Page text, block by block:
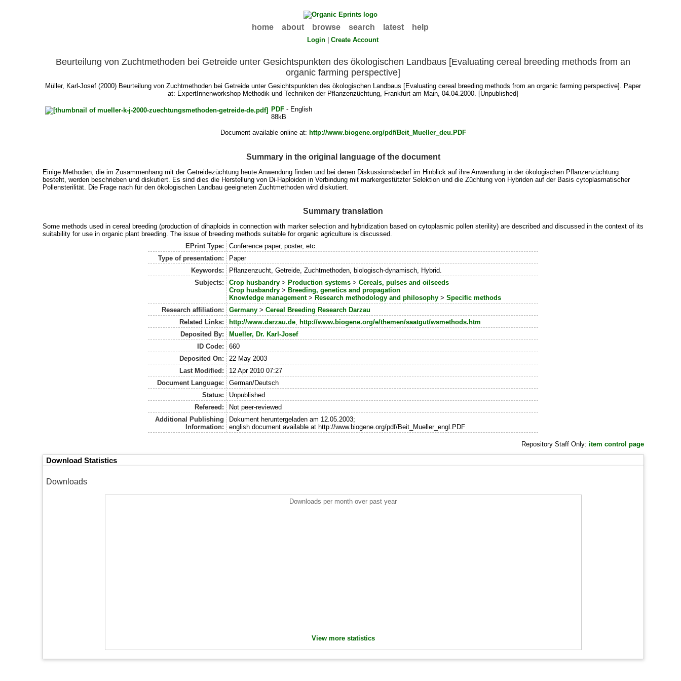
home about browse search latest help
Login |Create Account
Beurteilung von Zuchtmethoden bei Getreide unter Gesichtspunkten des ökologischen Landbaus [Evaluating cereal breeding methods from an
organic farming perspective]
Müller, Karl-Josef (2000) Beurteilung von Zuchtmethoden bei Getreide unter Gesichtspunkten des ökologischen Landbaus [Evaluating cereal breeding methods from an organic farming perspective]. Paper
at: ExpertInnenworkshop Methodik und Techniken der Pflanzenzüchtung, Frankfurt am Main, 04.04.2000. [Unpublished]
PDF- English
88kB
Document available online at: http://www.biogene.org/pdf/Beit_Mueller_deu.PDF
Summary in the original language of the document
Einige Methoden, die im Zusammenhang mit der Getreidezüchtung heute Anwendung finden und bei denen Diskussionsbedarf im Hinblick auf ihre Anwendung in der ökologischen Pflanzenzüchtung
besteht, werden beschrieben und diskutiert. Es sind dies die Herstellung von Di-Haploiden in Verbindung mit markergestützter Selektion und die Züchtung von Hybriden auf der Basis cytoplasmatischer
Pollensterilität. Die Frage nach für den ökologischen Landbau geeigneten Zuchtmethoden wird diskutiert.
Summary translation
Some methods used in cereal breeding (production of dihaploids in connection with marker selection and hybridization based on cytoplasmic pollen sterility) are described and discussed in the context of its
suitability for use in organic plant breeding. The issue of breeding methods suitable for organic agriculture is discussed.
EPrint Type:
Conference paper, poster, etc.
Type of presentation:
Paper
Keywords:
Pflanzenzucht, Getreide, Zuchtmethoden, biologisch-dynamisch, Hybrid.
Subjects:
Crop husbandry> Production systems> Cereals, pulses and oilseeds
Crop husbandry> Breeding, genetics and propagation
Knowledge management> Research methodology and philosophy> Specific methods
Research affiliation:
Germany> Cereal Breeding Research Darzau
Related Links:
http://www.darzau.de, http://www.biogene.org/e/themen/saatgut/wsmethods.htm
Deposited By:
Mueller, Dr. Karl-Josef
ID Code:
660
Deposited On:
22 May 2003
Last Modified:
12 Apr 2010 07:27
Document Language:
German/Deutsch
Status:
Unpublished
Refereed:
Not peer-reviewed
Additional Publishing
Information:
Dokument heruntergeladen am 12.05.2003;
english document available at http://www.biogene.org/pdf/Beit_Mueller_engl.PDF
Repository Staff Only: item control page
Download Statistics
Downloads
Downloads per month over past year
View more statistics